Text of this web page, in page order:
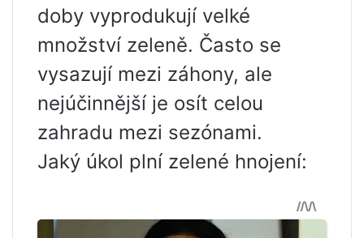
doby vyprodukují velké
množství zeleně. Často se
vysazují mezi záhony, ale
nejúčinnější je osít celou
zahradu mezi sezónami.
Jaký úkol plní zelené hnojení: